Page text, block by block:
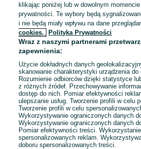
Kontynuuj przez
LUB
E-mail
Hasło
klikając poniżej lub w dowolnym
prywatności. Te wybory będą
i nie będą miały wpływu na dane
cookies,
Polityka Prywatności
Wraz z naszymi partnerami
zapewnienia:
Użycie dokładnych danych
skanowanie charakterystyki urządzenia do
Rozumienie odbiorców dzięki statystyce
z różnych źródeł. Przechowywanie
dostęp do nich. Pomiar efektywności
ulepszanie usług. Tworzenie profili w celu
Tworzenie profili w celu
Wykorzystywanie ograniczonych danych
Wykorzystywanie ograniczonych danych
Pomiar efektywności treści.
spersonalizowanych reklam.
doboru spersonalizowanych treści.